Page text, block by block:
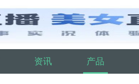
资讯 产品